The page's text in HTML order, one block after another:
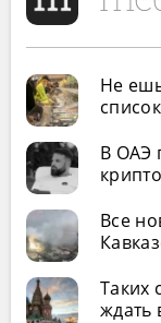
Не
список
В ОАЭ
Все
Таких
ждать